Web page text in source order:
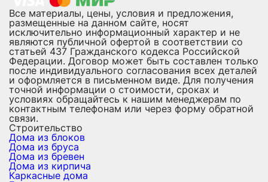
Все материалы, цены, условия и предложения,
размещенные на данном сайте, носят
исключительно информационный характер и не
являются публичной офертой в соответствии со
статьей 437 Гражданского кодекса Российской
Федерации. Договор может быть составлен только
после индивидуального согласования всех деталей
и оформляется в письменном виде. Для получения
точной информации о стоимости, сроках и
условиях обращайтесь к нашим менеджерам по
контактным телефонам или через форму обратной
связи.
Строительство
Дома из блоков
Дома из бруса
Дома из бревен
Дома из кирпича
Каркасные дома